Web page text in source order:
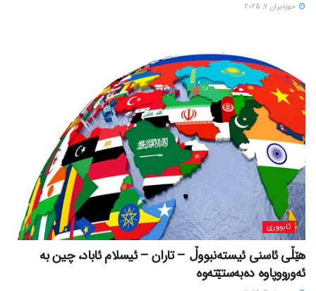
حوزه‌یران 7, 2025
ئابووری
هێڵی ئاسنی ئیستەنبووڵ – تاران – ئیسلام ئاباد، چین بە
ئەورووپاوە دەبەستێتەوە